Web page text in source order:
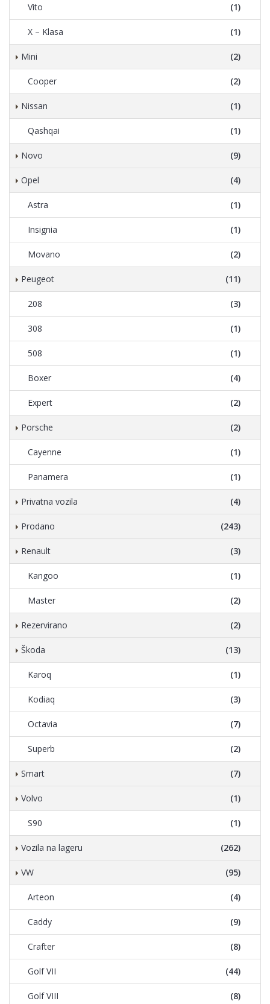
Vito (1)
X – Klasa (1)
Mini (2)
Cooper (2)
Nissan (1)
Qashqai (1)
Novo (9)
Opel (4)
Astra (1)
Insignia (1)
Movano (2)
Peugeot (11)
208 (3)
308 (1)
508 (1)
Boxer (4)
Expert (2)
Porsche (2)
Cayenne (1)
Panamera (1)
Privatna vozila (4)
Prodano (243)
Renault (3)
Kangoo (1)
Master (2)
Rezervirano (2)
Škoda (13)
Karoq (1)
Kodiaq (3)
Octavia (7)
Superb (2)
Smart (7)
Volvo (1)
S90 (1)
Vozila na lageru (262)
VW (95)
Arteon (4)
Caddy (9)
Crafter (8)
Golf VII (44)
Golf VIII (8)